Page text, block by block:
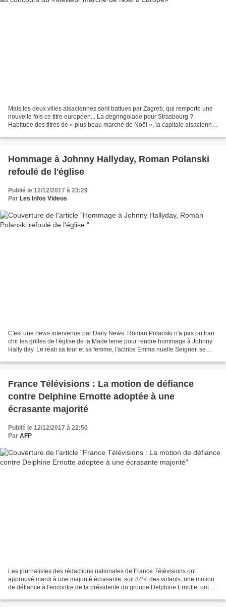
Mais les deux villes alsaciennes sont battues par Zagreb, qui remporte une
nouvelle fois ce titre européen... La dégringolade pour Strasbourg ?
Habituée des titres de « plus beau marché de Noël », la capitale alsacienne
Hommage à Johnny Hally­day, Roman Polanski
refoulé de l'église
Publié le 12/12/2017 à 23:29
Par Les Infos Videos
C'est une news intervenue par Daily News. Roman Polanski n'a pas pu fran
chir les grilles de l'église de la Made leine pour rendre hommage à Johnny
Hally day. Le réali sa teur et sa femme, l'actrice Emma nuelle Seigner, se
France Télévisions : La motion de défiance
contre Delphine Ernotte adoptée à une
écrasante majorité
Publié le 12/12/2017 à 22:50
Par AFP
Les journalistes des rédactions nationales de France Télévisions ont
approuvé mardi à une majorité écrasante, soit 84% des votants, une motion
de défiance à l'encontre de la présidente du groupe Delphine Ernotte, ont